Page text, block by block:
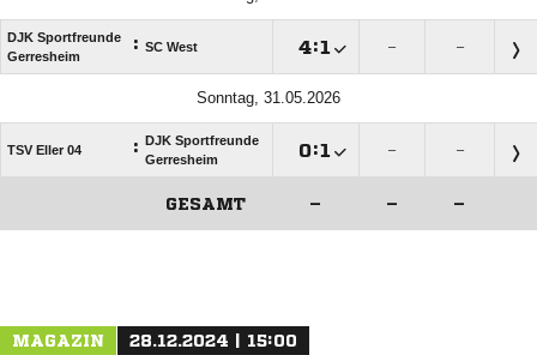
DJK Sportfreunde
Gerresheim
: SC West : – –
Sonntag, 31.05.2026
TSV Eller 04 :
DJK Sportfreunde
Gerresheim
: – –
GESAMT – – –
MAGAZIN 28.12.2024 | 15:00